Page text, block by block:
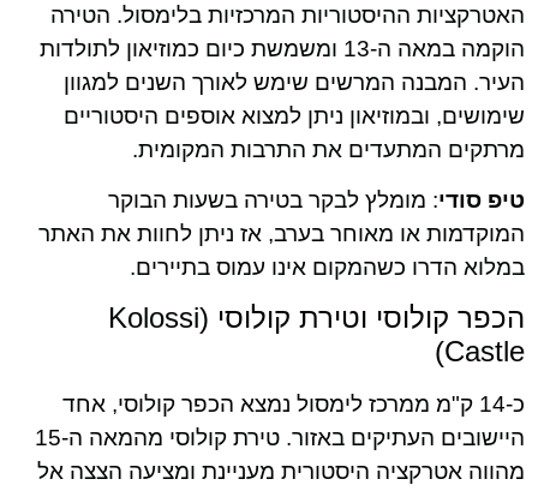
האטרקציות ההיסטוריות המרכזיות בלימסול. הטירה
הוקמה במאה ה-13 ומשמשת כיום כמוזיאון לתולדות
העיר. המבנה המרשים שימש לאורך השנים למגוון
שימושים, ובמוזיאון ניתן למצוא אוספים היסטוריים
מרתקים המתעדים את התרבות המקומית.
טיפ סודי: מומלץ לבקר בטירה בשעות הבוקר
המוקדמות או מאוחר בערב, אז ניתן לחוות את האתר
במלוא הדרו כשהמקום אינו עמוס בתיירים.
הכפר קולוסי וטירת קולוסי (Kolossi
Castle)
כ-14 ק"מ ממרכז לימסול נמצא הכפר קולוסי, אחד
היישובים העתיקים באזור. טירת קולוסי מהמאה ה-15
מהווה אטרקציה היסטורית מעניינת ומציעה הצצה אל